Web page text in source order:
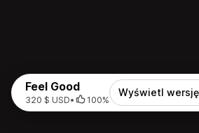
Feel Good
320 $ USD• 100%
Wyświetl